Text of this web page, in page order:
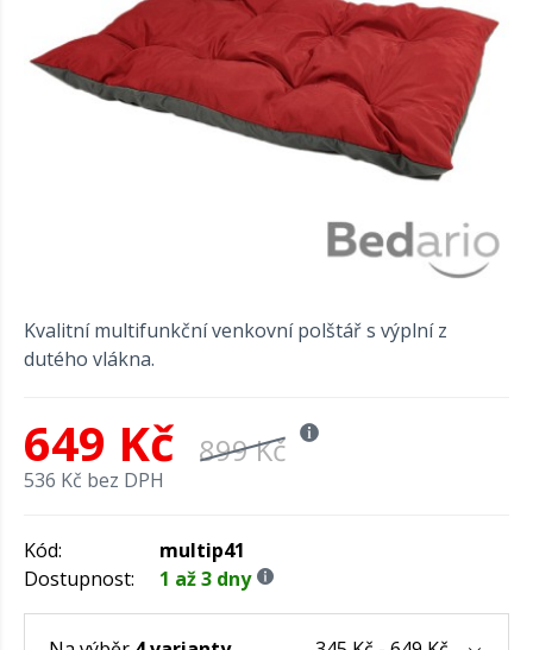
Kvalitní multifunkční venkovní polštář s výplní z
dutého vlákna.
649 Kč 899 Kč
536 Kč bez DPH
Kód:
multip41
Dostupnost:
1 až 3 dny